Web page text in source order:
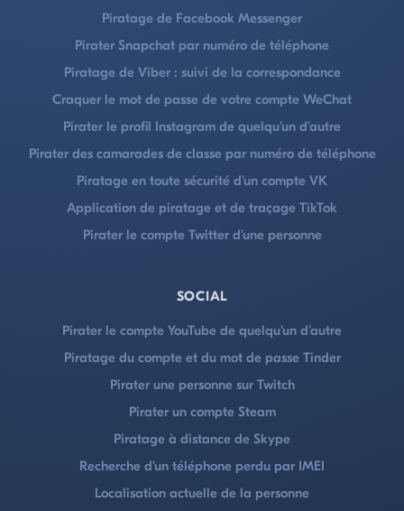
Piratage de Facebook Messenger
Pirater Snapchat par numéro de téléphone
Piratage de Viber : suivi de la correspondance
Craquer le mot de passe de votre compte WeChat
Pirater le profil Instagram de quelqu'un d'autre
Pirater des camarades de classe par numéro de téléphone
Piratage en toute sécurité d'un compte VK
Application de piratage et de traçage TikTok
Pirater le compte Twitter d'une personne
SOCIAL
Pirater le compte YouTube de quelqu'un d'autre
Piratage du compte et du mot de passe Tinder
Pirater une personne sur Twitch
Pirater un compte Steam
Piratage à distance de Skype
Recherche d'un téléphone perdu par IMEI
Localisation actuelle de la personne